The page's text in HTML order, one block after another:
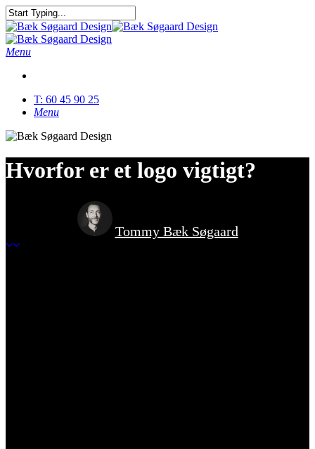
Skip
to
main
content
Close
Search
Menu
T: 60 45 90 25
Menu
Hvorfor er et logo vigtigt?
Tommy Bæk Søgaard